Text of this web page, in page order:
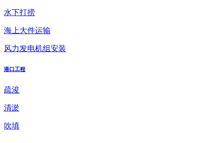
水下打捞
海上大件运输
风力发电机组安装
港口工程
疏浚
清淤
吹填